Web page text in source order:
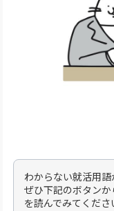
わからない就活用
ぜひ下記のボタン
を読んでみてくださ